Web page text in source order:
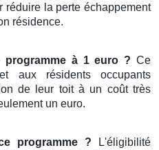
réduire la perte échappement
résidence.
programme à 1 euro ? Ce
aux résidents occupants
de leur toit à un coût très
un euro.
programme ? L'éligibilité